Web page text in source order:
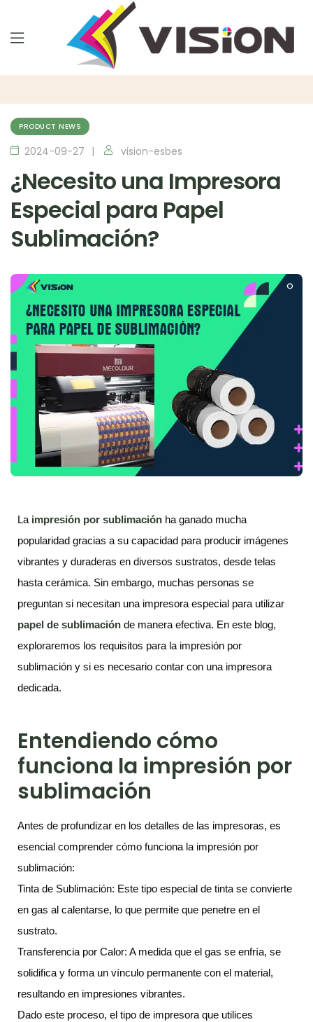
PRODUCT NEWS
2024-09-27 vision-esbes
¿Necesito una Impresora
Especial para Papel
Sublimación?
La impresión por sublimación ha ganado mucha
popularidad gracias a su capacidad para producir imágenes
vibrantes y duraderas en diversos sustratos, desde telas
hasta cerámica. Sin embargo, muchas personas se
preguntan si necesitan una impresora especial para utilizar
papel de sublimación de manera efectiva. En este blog,
exploraremos los requisitos para la impresión por
sublimación y si es necesario contar con una impresora
dedicada.
Entendiendo cómo
funciona la impresión por
sublimación
Antes de profundizar en los detalles de las impresoras, es
esencial comprender cómo funciona la impresión por
sublimación:
Tinta de Sublimación: Este tipo especial de tinta se convierte
en gas al calentarse, lo que permite que penetre en el
sustrato.
Transferencia por Calor: A medida que el gas se enfría, se
solidifica y forma un vínculo permanente con el material,
resultando en impresiones vibrantes.
Dado este proceso, el tipo de impresora que utilices